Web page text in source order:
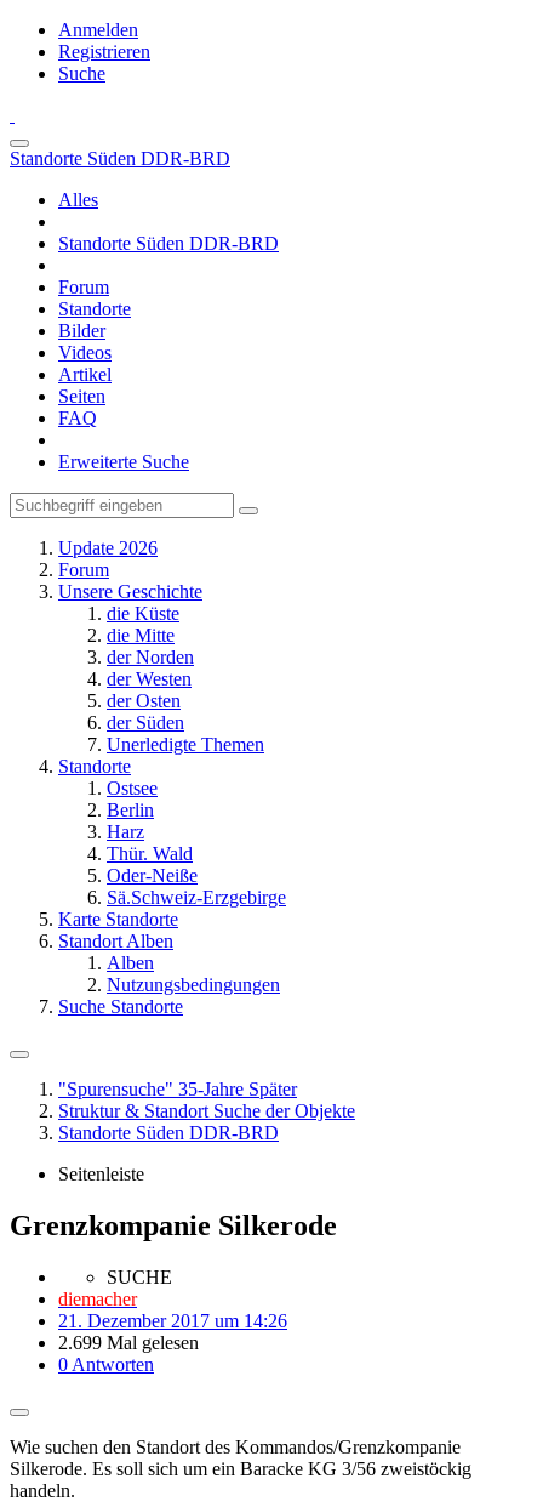
Anmelden
Registrieren
Suche
Standorte Süden DDR-BRD
Alles
Standorte Süden DDR-BRD
Forum
Standorte
Bilder
Videos
Artikel
Seiten
FAQ
Erweiterte Suche
Update 2026
Forum
Unsere Geschichte
die Küste
die Mitte
der Norden
der Westen
der Osten
der Süden
Unerledigte Themen
Standorte
Ostsee
Berlin
Harz
Thür. Wald
Oder-Neiße
Sä.Schweiz-Erzgebirge
Karte Standorte
Standort Alben
Alben
Nutzungsbedingungen
Suche Standorte
"Spurensuche" 35-Jahre Später
Struktur & Standort Suche der Objekte
Standorte Süden DDR-BRD
Seitenleiste
Grenzkompanie Silkerode
SUCHE
diemacher
21. Dezember 2017 um 14:26
2.699 Mal gelesen
0 Antworten
Wie suchen den Standort des Kommandos/Grenzkompanie
Silkerode. Es soll sich um ein Baracke KG 3/56 zweistöckig
handeln.